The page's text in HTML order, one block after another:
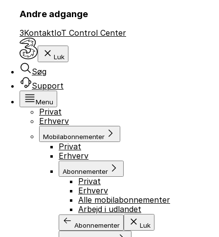
Andre adgange
3KontaktIoT Control Center
Luk
Søg
Support
Menu
Privat
Erhverv
Mobilabonnementer
Privat
Erhverv
Abonnementer
Privat
Erhverv
Alle mobilabonnementer
Arbejd i udlandet
Abonnementer Luk